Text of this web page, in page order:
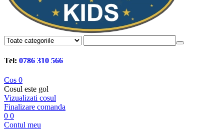
Tel: 0786 310 566
Cos 0
Cosul este gol
Vizualizati cosul
Finalizare comanda
0 0
Contul meu